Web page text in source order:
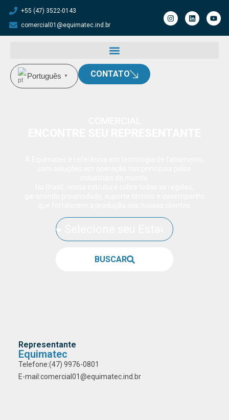
+55 (47) 3522-0143
comercial01@equimatec.ind.br
Português ▼ CONTATO
BUSCAR
Representante
Equimatec
Telefone:(47) 9976-0801
E-mail:comercial01@equimatec.ind.br